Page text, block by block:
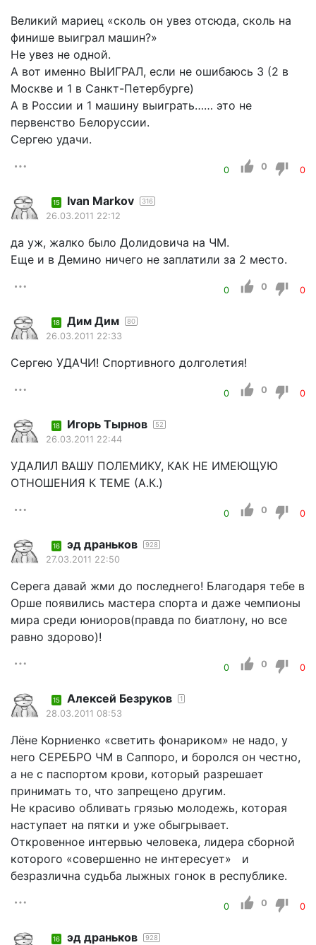
Великий мариец «сколь он увез отсюда, сколь на
финише выиграл машин?»
Не увез не одной.
А вот именно ВЫИГРАЛ, если не ошибаюсь 3 (2 в
Москве и 1 в Санкт-Петербурге)
А в России и 1 машину выиграть…… это не
первенство Белоруссии.
Сергею удачи.
0 0 0
15 Ivan Markov 316
26.03.2011 22:12
да уж, жалко было Долидовича на ЧМ.
Еще и в Демино ничего не заплатили за 2 место.
0 0 0
18 Дим Дим 80
26.03.2011 22:33
Сергею УДАЧИ! Спортивного долголетия!
0 0 0
18 Игорь Тырнов 52
26.03.2011 22:44
УДАЛИЛ ВАШУ ПОЛЕМИКУ, КАК НЕ ИМЕЮЩУЮ
ОТНОШЕНИЯ К ТЕМЕ (А.К.)
0 0 0
16 эд драньков 928
27.03.2011 22:50
Серега давай жми до последнего! Благодаря тебе в
Орше появились мастера спорта и даже чемпионы
мира среди юниоров(правда по биатлону, но все
равно здорово)!
0 0 0
15 Алексей Безруков 1
28.03.2011 08:53
Лёне Корниенко «светить фонариком» не надо, у
него СЕРЕБРО ЧМ в Саппоро, и боролся он честно,
а не с паспортом крови, который разрешает
принимать то, что запрещено другим.
Не красиво обливать грязью молодежь, которая
наступает на пятки и уже обыгрывает.
Откровенное интервью человека, лидера сборной
которого «совершенно не интересует» и
безразлична судьба лыжных гонок в республике.
0 0 0
16 эд драньков 928